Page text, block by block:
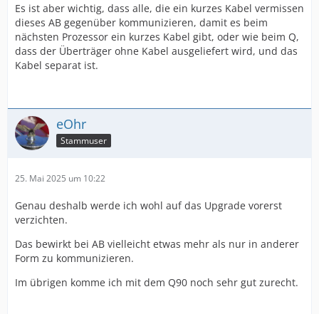
Es ist aber wichtig, dass alle, die ein kurzes Kabel vermissen
dieses AB gegenüber kommunizieren, damit es beim
nächsten Prozessor ein kurzes Kabel gibt, oder wie beim Q,
dass der Überträger ohne Kabel ausgeliefert wird, und das
Kabel separat ist.
eOhr
Stammuser
25. Mai 2025 um 10:22
Genau deshalb werde ich wohl auf das Upgrade vorerst
verzichten.
Das bewirkt bei AB vielleicht etwas mehr als nur in anderer
Form zu kommunizieren.
Im übrigen komme ich mit dem Q90 noch sehr gut zurecht.